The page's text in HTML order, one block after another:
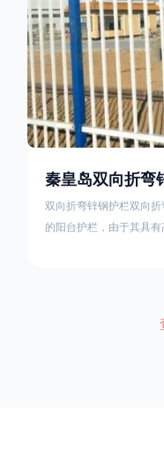
秦皇岛双向折弯
双向折弯锌钢护栏双向
的阳台护栏，由于其具
或者咨询厂家客服以获